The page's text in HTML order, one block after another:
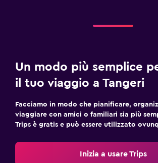
Un modo più semplice
il tuo viaggio a Tangeri
Facciamo in modo che pianificare,
viaggiare con amici o familiari sia più
Trips è gratis e può essere utilizzato
Inizia a usare Trips